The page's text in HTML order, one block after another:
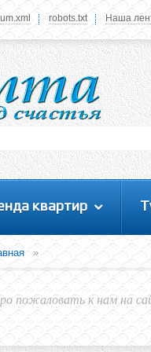
данное меню,
на сайт под своим
Это позволит
функциями нашего
robots.txt Наша
квартир
»
пожаловать к нам на